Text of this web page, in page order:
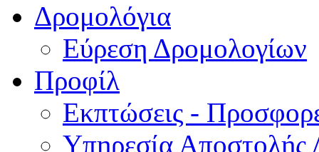
Δρομολόγια
Εύρεση Δρομολογίων
Προφίλ
Εκπτώσεις -
Υπηρεσία Αποστολής